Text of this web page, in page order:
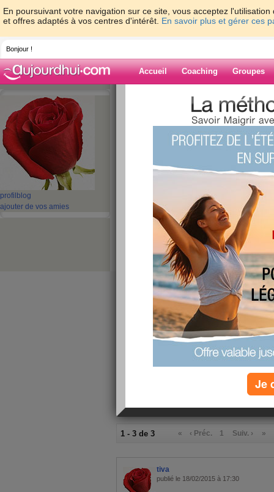
En poursuivant votre navigation sur ce site, vous acceptez
et offres adaptés à vos centres d'intérêt. En savoir plus et gérer ces
Bonjour !
Accueil Coaching Groupes
profil blog
ajouter de vos amies
> > Qui est né le
Blog de tiva
Qui est né le 31
Merci pour ceux qui seont interressé à réagir,
Si tu es à mes côtés réponds moi,
En outre je me demande s'il y a un problème
née le même jour que moi, est ce une
evec nous?
Je vous souhaites beaucoup de bonnes
1 - 3 de 3 « ‹ Préc. 1 Suiv. › »
tiva
publié le 18/02/2015 à 17:30
Je